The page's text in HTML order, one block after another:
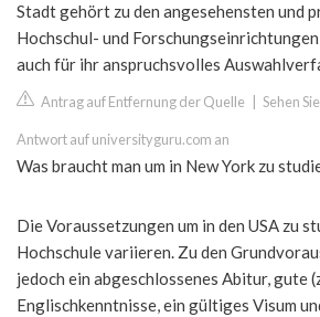
Stadt gehört zu den angesehensten und
Hochschul- und
auch für ihr anspruchsvolles
Antrag auf Entfernung der Quelle Sehen
Antwort auf universityguru.com an
Was braucht man um in New York zu
Die Voraussetzungen um in den USA zu
Hochschule variieren. Zu den
jedoch ein abgeschlossenes Abitur, gute
Englischkenntnisse, ein gültiges Visum